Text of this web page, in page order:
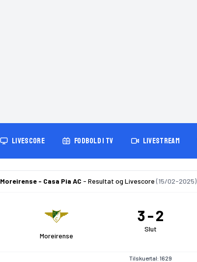
LIVESCORE FODBOLD I TV LIVESTREAM
Moreirense - Casa Pia AC - Resultat og Livescore(15/02-2025)
Moreirense
3 2
Slut
Tilskuertal: 1629